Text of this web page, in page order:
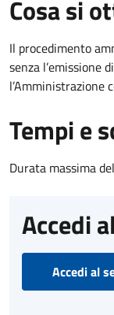
Cosa si
Il procedimento
senza l’emissione
l’Amministrazione
Tempi e
Durata massima
Accedi
Accedi al